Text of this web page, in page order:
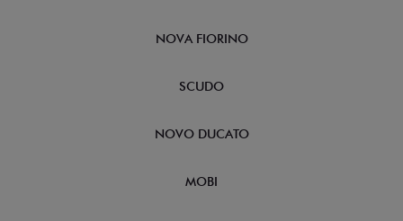
NOVA FIORINO
SCUDO
NOVO DUCATO
MOBI